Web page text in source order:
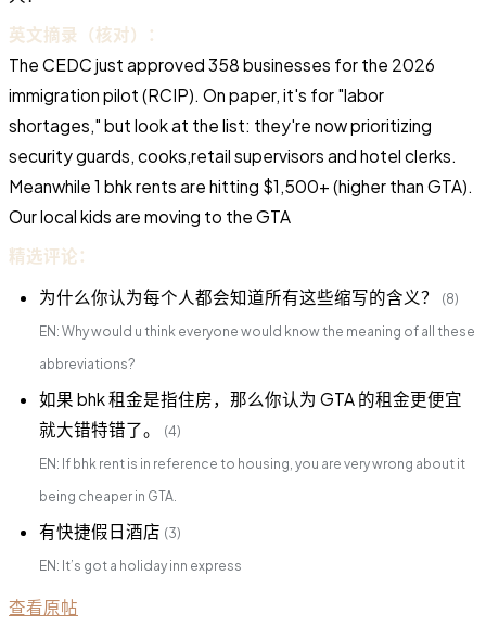
英文摘录（核对）：
The CEDC just approved 358 businesses for the 2026
immigration pilot (RCIP). On paper, it's for "labor
shortages," but look at the list: they're now prioritizing
security guards, cooks,retail supervisors and hotel clerks.
Meanwhile 1 bhk rents are hitting $1,500+ (higher than GTA).
Our local kids are moving to the GTA
精选评论：
为什么你认为每个人都会知道所有这些缩写的含义？
(8)
EN: Why would u think everyone would know the meaning of all these
abbreviations?
如果 bhk 租金是指住房，那么你认为 GTA 的租金更便宜
就大错特错了。
(4)
EN: If bhk rent is in reference to housing, you are very wrong about it
being cheaper in GTA.
有快捷假日酒店 (3)
EN: It’s got a holiday inn express
查看原帖